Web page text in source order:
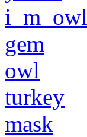
i_m_owl
gem
owl
turkey
mask